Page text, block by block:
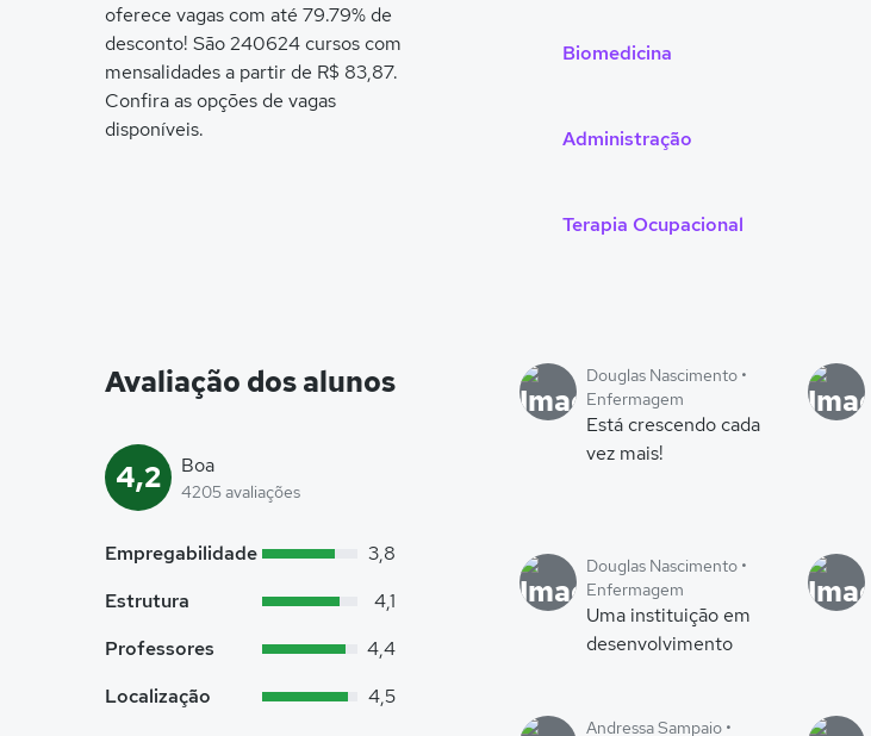
oferece vagas com até 79.79% de
desconto! São 240624 cursos com
mensalidades a partir de R$ 83,87.
Confira as opções de vagas
disponíveis.
Biomedicina
Administração
Terapia Ocupacional
Avaliação dos alunos
4,2 Boa
4205 avaliações
Empregabilidade
3,8
Estrutura
4,1
Professores
4,4
Localização
4,5
Douglas Nascimento •
Enfermagem
Está crescendo cada
vez mais!
Douglas Nascimento •
Enfermagem
Uma instituição em
desenvolvimento
Andressa Sampaio •